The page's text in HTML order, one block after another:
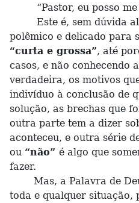
“Pastor, eu posso me
Este é, sem dúvida
polêmico e delicado para
“curta e grossa”, até
casos, e não conhecendo
verdadeira, os motivos
indivíduo à conclusão de
solução, as brechas que
outra parte tem a dizer
aconteceu, e outra série
ou “não” é algo que
fazer.
Mas, a Palavra de
toda e qualquer situação,